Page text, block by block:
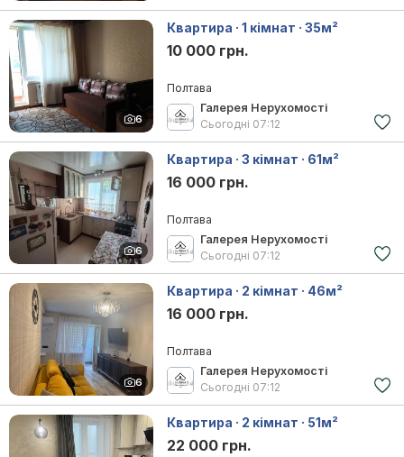
6
Квартира · 1 кімнат · 35м²
10 000 грн.
Полтава
Галерея Нерухомості
Сьогодні 07:12
6
Квартира · 3 кімнат · 61м²
16 000 грн.
Полтава
Галерея Нерухомості
Сьогодні 07:12
6
Квартира · 2 кімнат · 46м²
16 000 грн.
Полтава
Галерея Нерухомості
Сьогодні 07:12
Квартира · 2 кімнат · 51м²
22 000 грн.